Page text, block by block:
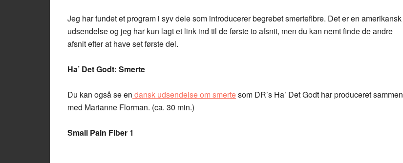
Jeg har fundet et program i syv dele som introducerer begrebet smertefibre. Det er en amerikansk
udsendelse og jeg har kun lagt et link ind til de første to afsnit, men du kan nemt finde de andre
afsnit efter at have set første del.
Ha’ Det Godt: Smerte
Du kan også se en dansk udsendelse om smertesom DR’s Ha’ Det Godt har produceret sammen
med Marianne Florman. (ca. 30 min.)
Small Pain Fiber 1